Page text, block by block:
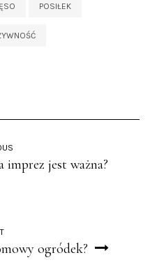
POSIŁEK
imprez jest ważna?
ogródek?